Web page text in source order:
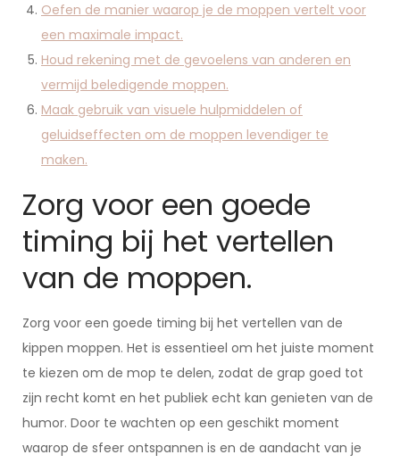
Oefen de manier waarop je de moppen vertelt voor
een maximale impact.
Houd rekening met de gevoelens van anderen en
vermijd beledigende moppen.
Maak gebruik van visuele hulpmiddelen of
geluidseffecten om de moppen levendiger te
maken.
Zorg voor een goede
timing bij het vertellen
van de moppen.
Zorg voor een goede timing bij het vertellen van de
kippen moppen. Het is essentieel om het juiste moment
te kiezen om de mop te delen, zodat de grap goed tot
zijn recht komt en het publiek echt kan genieten van de
humor. Door te wachten op een geschikt moment
waarop de sfeer ontspannen is en de aandacht van je